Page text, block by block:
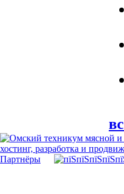
хостинг, разработка и
Партнёры